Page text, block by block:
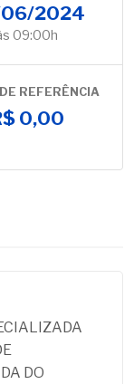
2024
09:00h
REFERÊNCIA
0,00
DO